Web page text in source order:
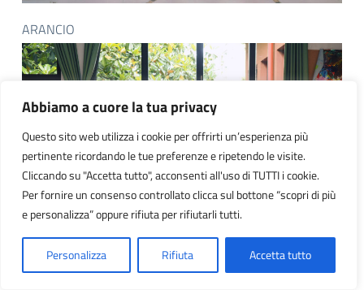
Abbiamo a cuore la tua privacy
Questo sito web utilizza i cookie per offrirti un’esperienza più
pertinente ricordando le tue preferenze e ripetendo le visite.
Cliccando su "Accetta tutto", acconsenti all'uso di TUTTI i cookie.
Per fornire un consenso controllato clicca sul bottone “scopri di più
e personalizza” oppure rifiuta per rifiutarli tutti.
Personalizza Rifiuta Accetta tutto
ARANCIO